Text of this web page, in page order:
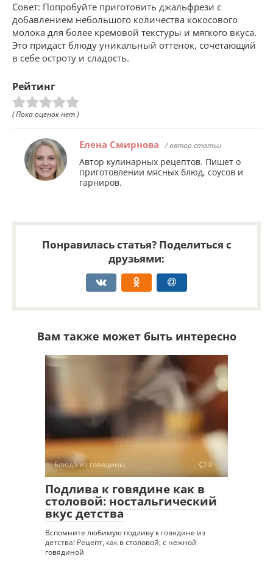
Совет: Попробуйте приготовить джальфрези с
добавлением небольшого количества кокосового
молока для более кремовой текстуры и мягкого вкуса.
Это придаст блюду уникальный оттенок, сочетающий
в себе остроту и сладость.
Рейтинг
( Пока оценок нет )
Елена Смирнова / автор статьи
Автор кулинарных рецептов. Пишет о
приготовлении мясных блюд, соусов и
гарниров.
Понравилась статья? Поделиться с
друзьями:
Вам также может быть интересно
Блюда из говядины 0
Подлива к говядине как в
столовой: ностальгический
вкус детства
Вспомните любимую подливу к говядине из
детства! Рецепт, как в столовой, с нежной
говядиной